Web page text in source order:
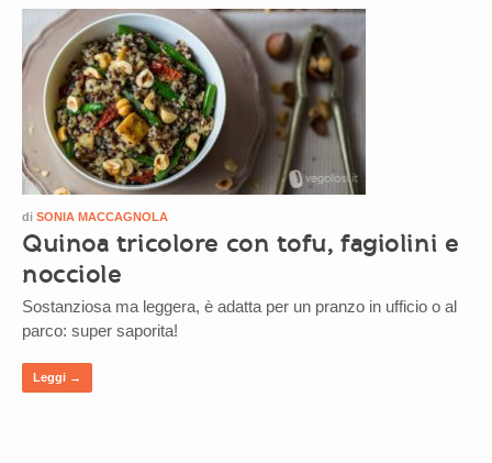
di SONIA MACCAGNOLA
Quinoa tricolore con tofu, fagiolini e
nocciole
Sostanziosa ma leggera, è adatta per un pranzo in ufficio o al
parco: super saporita!
Leggi →